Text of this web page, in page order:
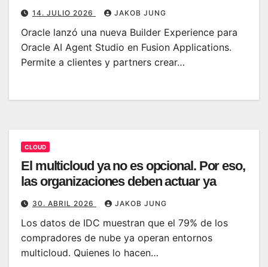
14. JULIO 2026 JAKOB JUNG
Oracle lanzó una nueva Builder Experience para
Oracle AI Agent Studio en Fusion Applications.
Permite a clientes y partners crear…
CLOUD
El multicloud ya no es opcional. Por eso,
las organizaciones deben actuar ya
30. ABRIL 2026 JAKOB JUNG
Los datos de IDC muestran que el 79% de los
compradores de nube ya operan entornos
multicloud. Quienes lo hacen…